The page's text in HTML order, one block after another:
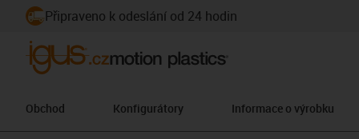
Připraveno k odeslání od 24 hodin
Obchod Konfigurátory Informace o výrobku